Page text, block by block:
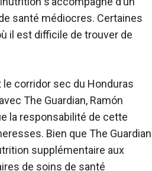
santé médiocres. Certaines
il est difficile de trouver de
corridor sec du Honduras
The Guardian, Ramón
la responsabilité de cette
Bien que The Guardian
supplémentaire aux
de soins de santé